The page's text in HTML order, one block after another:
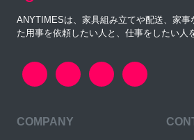
ANYTIMESは、家具組み立てや配送、家事
た用事を依頼したい人と、仕事をしたい人
COMPANY